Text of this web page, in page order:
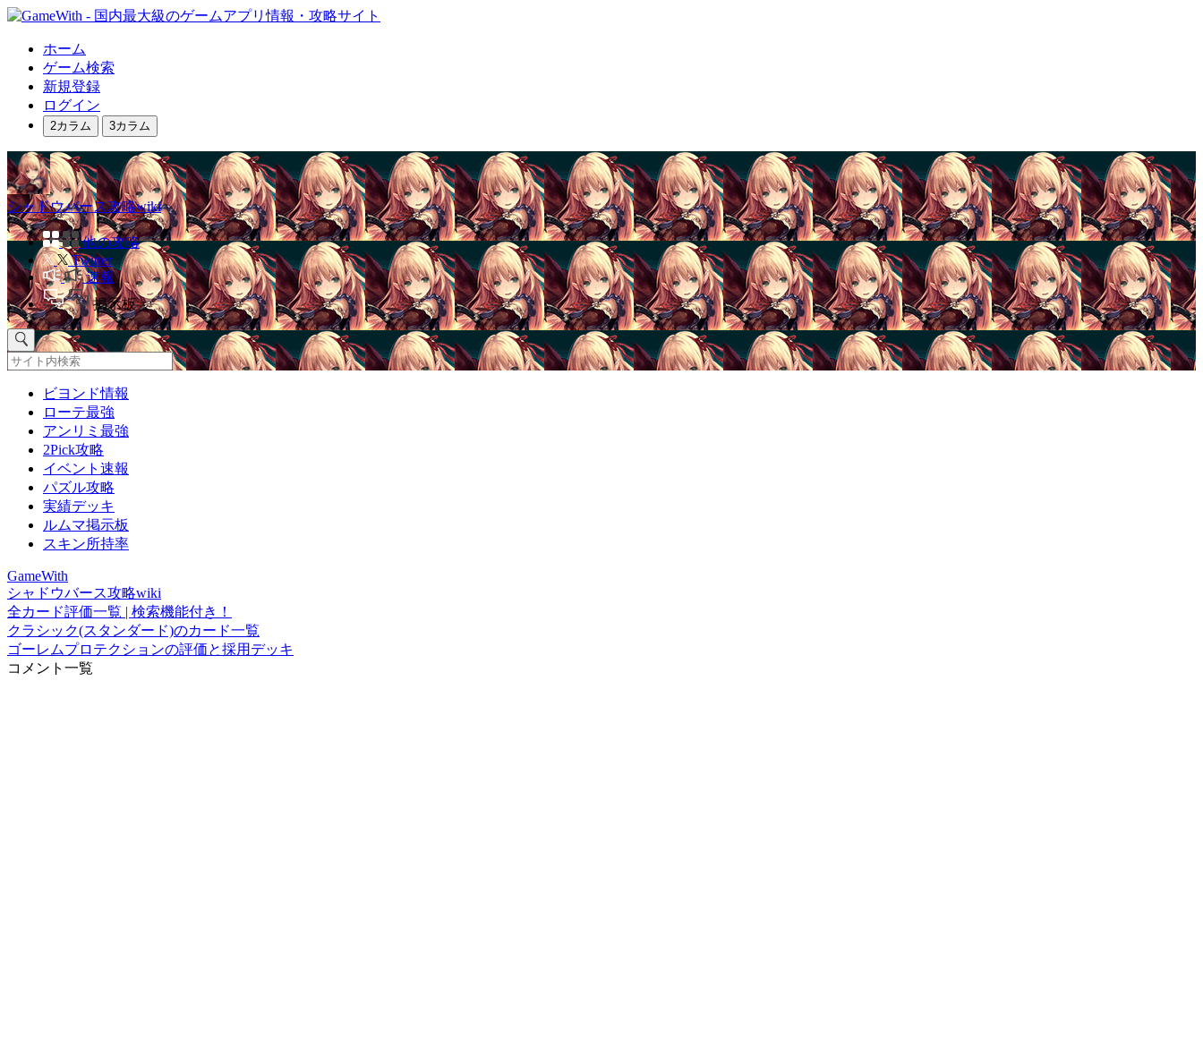
ホーム
ゲーム検索
新規登録
ログイン
2カラム 3カラム
シャドウバース攻略wiki
他の攻略
Twitter
速報
掲示板
ビヨンド情報
ローテ最強
アンリミ最強
2Pick攻略
イベント速報
パズル攻略
実績デッキ
ルムマ掲示板
スキン所持率
GameWith
シャドウバース攻略wiki
全カード評価一覧 | 検索機能付き！
クラシック(スタンダード)のカード一覧
ゴーレムプロテクションの評価と採用デッキ
コメント一覧